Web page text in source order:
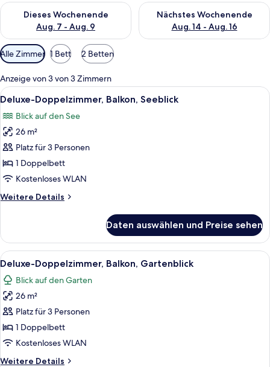
Dieses Wochenende
Aug. 7 - Aug. 9
Überprüfe die Verfügbarkeit für dieses Wochenende, Aug. 7
Nächstes Wochenende
Aug. 14 - Aug. 16
Überprüfe die Verfügbarkeit
Verfügbare
Filter
für
Zimmer
Alle Zimmer 1 Bett 2 Betten
Anzeige von 3 von 3 Zimmern
Alle
Fotos
für
Deluxe-
Doppelzimmer,
Balkon,
Seeblick
Ein Hotelzimmer mit Bett,
9
Deluxe-Doppelzimmer, Balkon, Seeblick
Blick auf den See
26 m²
Platz für 3 Personen
1 Doppelbett
Kostenloses WLAN
Weitere Details
Weitere
Doppelzimmer,
Balkon,
Seeblick
Daten auswählen und Preise sehen
Alle
Fotos
für
Deluxe-
Doppelzimmer,
Balkon,
Gartenblick
Ein modernes Hotelzimmer mit
6
Deluxe-Doppelzimmer, Balkon, Gartenblick
Blick auf den Garten
26 m²
Platz für 3 Personen
1 Doppelbett
Kostenloses WLAN
Weitere Details
Weitere